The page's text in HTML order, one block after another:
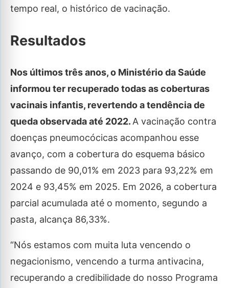
tempo real, o histórico de vacinação.
Resultados
Nos últimos três anos, o Ministério da Saúde
informou ter recuperado todas as coberturas
vacinais infantis, revertendo a tendência de
queda observada até 2022.A vacinação contra
doenças pneumocócicas acompanhou esse
avanço, com a cobertura do esquema básico
passando de 90,01% em 2023 para 93,22% em
2024 e 93,45% em 2025. Em 2026, a cobertura
parcial acumulada até o momento, segundo a
pasta, alcança 86,33%.
“Nós estamos com muita luta vencendo o
negacionismo, vencendo a turma antivacina,
recuperando a credibilidade do nosso Programa